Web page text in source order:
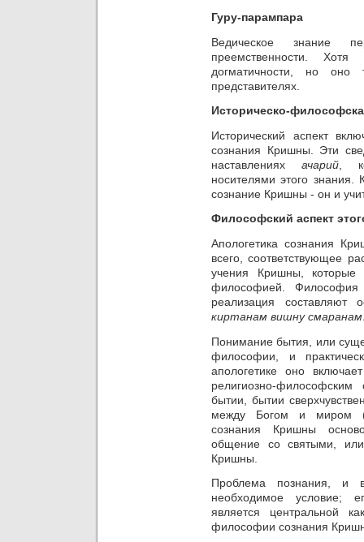
Гуру-парампара
Ведическое знание
преемственности.
догматичности, но оно
представителях.
Историческо-
Исторический аспект
сознания Кришны. Эти
наставлениях ачарий,
носителями этого знания.
сознание Кришны - он и
Философский аспект
Апологетика сознания
всего, соответствующее
учения Кришны,
философией. Философия
реализация
киртанам вишну
Понимание бытия, или
философии, и
апологетике оно
религиозно-
бытии, бытии
между Богом и миром
сознания Кришны
общение со святыми,
Кришны.
Проблема познания, и
необходимое условие;
является центральной
философии сознания